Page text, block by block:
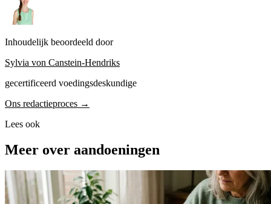
Inhoudelijk beoordeeld door
Sylvia von Canstein-Hendriks
gecertificeerd voedingsdeskundige
Ons redactieproces →
Lees ook
Meer over aandoeningen